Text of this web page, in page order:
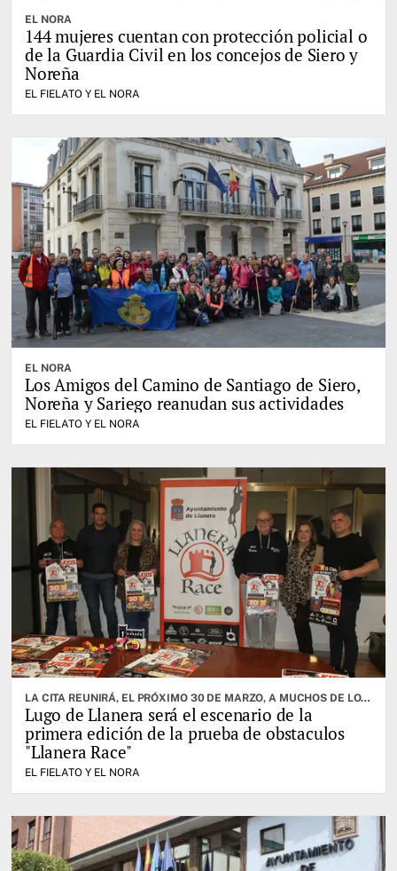
EL NORA
144 mujeres cuentan con protección policial o
de la Guardia Civil en los concejos de Siero y
Noreña
EL FIELATO Y EL NORA
EL NORA
Los Amigos del Camino de Santiago de Siero,
Noreña y Sariego reanudan sus actividades
EL FIELATO Y EL NORA
LA CITA REUNIRÁ, EL PRÓXIMO 30 DE MARZO, A MUCHOS DE LOS MEJORES ATLETAS DE LA ESPECIALIDAD
Lugo de Llanera será el escenario de la
primera edición de la prueba de obstaculos
"Llanera Race"
EL FIELATO Y EL NORA